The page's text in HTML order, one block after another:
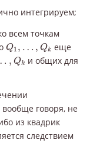
интегрируем;
всем точкам
Q1 , … , Qk
Q k еще
, Qk
Qk
и общих для
говоря, не
из квадрик
следствием